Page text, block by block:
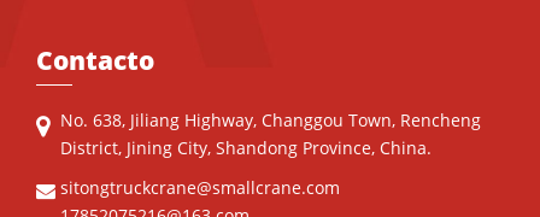
Contacto
No. 638, Jiliang Highway, Changgou Town, Rencheng
District, Jining City, Shandong Province, China.
sitongtruckcrane@smallcrane.com